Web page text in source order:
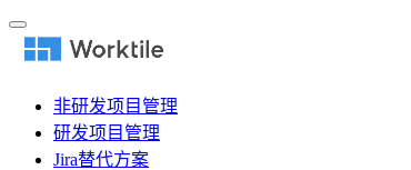
非研发项目管理
研发项目管理
Jira替代方案